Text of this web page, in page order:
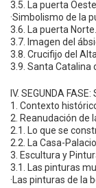
3.5. La puerta Oeste.
·Simbolismo de la
3.6. La puerta Norte.
3.7. Imagen del
3.8. Crucifijo del
3.9. Santa Catalina
IV. SEGUNDA FASE:
1. Contexto
2. Reanudación de
2.1. Lo que se
2.2. La Casa-
3. Escultura y
3.1. Las pinturas
·Las pinturas de la